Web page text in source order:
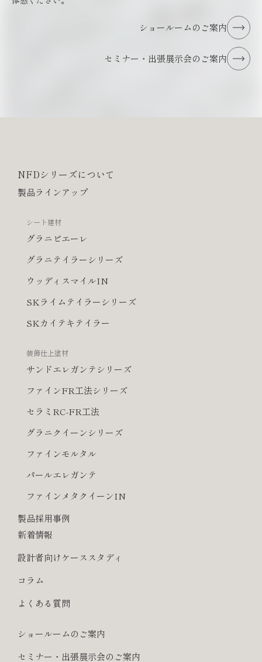
ショールームのご案内
セミナー・出張展示会のご案内
NFDシリーズについて
製品ラインアップ
シート建材
グラニピエーレ
グラニテイラーシリーズ
ウッディスマイルIN
SKライムテイラーシリーズ
SKカイテキテイラー
装飾仕上塗材
サンドエレガンテシリーズ
ファインFR工法シリーズ
セラミRC-FR工法
グラニクイーンシリーズ
ファインモルタル
パールエレガンテ
ファインメタクイーンIN
製品採用事例
新着情報
設計者向けケーススタディ
コラム
よくある質問
ショールームのご案内
セミナー・出張展示会のご案内